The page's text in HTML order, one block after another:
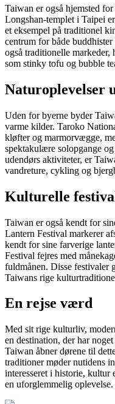
Taiwan er også hjemsted
Longshan-templet i Taipei
et eksempel på traditionel
centrum for både
også traditionelle markeder,
som stinky tofu og bubble
Naturoplevelser
Uden for byerne byder
varme kilder. Taroko
kløfter og marmorvægge,
spektakulære solopgange
udendørs aktiviteter, er
vandreture, cykling og
Kulturelle
Taiwan er også kendt for
Lantern Festival markerer
kendt for sine farverige
Festival fejres med
fuldmånen. Disse festivaler
Taiwans rige
En rejse værd
Med sit rige kulturliv,
en destination, der har
Taiwan åbner dørene til
traditioner møder nutidens
interesseret i historie,
en uforglemmelig oplevelse.